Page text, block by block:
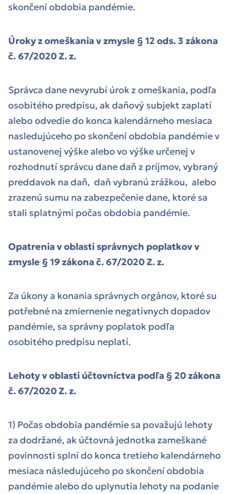
skončení obdobia pandémie.
Úroky z omeškania v zmysle § 12 ods. 3 zákona
č. 67/2020 Z. z.
Správca dane nevyrubí úrok z omeškania, podľa
osobitého predpisu, ak daňový subjekt zaplatí
alebo odvedie do konca kalendárneho mesiaca
nasledujúceho po skončení obdobia pandémie v
ustanovenej výške alebo vo výške určenej v
rozhodnutí správcu dane daň z príjmov, vybraný
preddavok na daň, daň vybranú zrážkou, alebo
zrazenú sumu na zabezpečenie dane, ktoré sa
stali splatnými počas obdobia pandémie.
Opatrenia v oblasti správnych poplatkov v
zmysle § 19 zákona č. 67/2020 Z. z.
Za úkony a konania správnych orgánov, ktoré su
potřebné na zmiernenie negatívnych dopadov
pandémie, sa správny poplatok podľa
osobitého predpisu neplatí.
Lehoty v oblasti účtovníctva podľa § 20 zákona
č. 67/2020 Z. z.
1) Počas obdobia pandémie sa považujú lehoty
za dodržané, ak účtovná jednotka zameškané
povinnosti splní do konca tretieho kalendárneho
mesiaca následujúceho po skončení obdobia
pandémie alebo do uplynutia lehoty na podanie